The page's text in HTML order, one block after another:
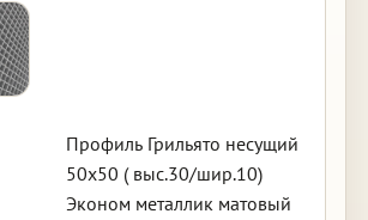
Профиль Грильято несущий
50х50 ( выс.30/шир.10)
Эконом металлик матовый